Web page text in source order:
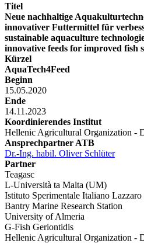
Titel
Neue nachhaltige
innovativer Futtermittel für
sustainable aquaculture
innovative feeds for improved fish
Kürzel
AquaTech4Feed
Beginn
15.05.2020
Ende
14.11.2023
Koordinierendes Institut
Hellenic Agricultural Organization -
Ansprechpartner ATB
Dr.-Ing. habil. Oliver Schlüter
Partner
Teagasc
L-Università ta Malta (UM)
Istituto Sperimentale Italiano Lazzaro
Bantry Marine Research Station
University of Almeria
G-Fish Geriontidis
Hellenic Agricultural Organization -